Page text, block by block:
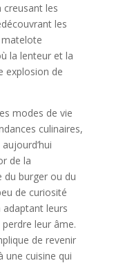
creusant les
les
matelote
la lenteur et la
explosion de
modes de vie
culinaires,
de la
du burger ou du
de curiosité
adaptant leurs
leur âme.
de revenir
une cuisine qui